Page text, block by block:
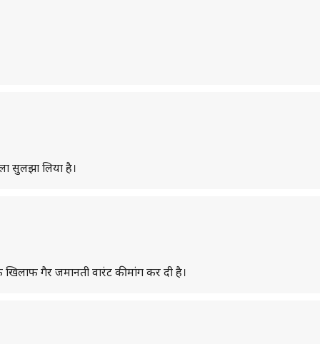
सुलझा लिया है।
गैर जमानती वारंट की मांग कर दी है।